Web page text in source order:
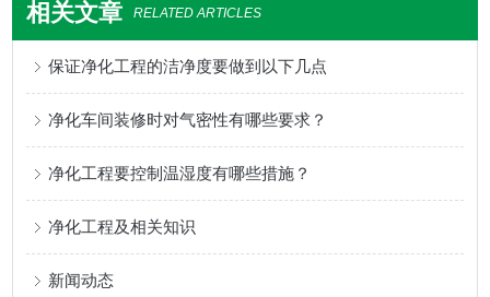
相关文章 RELATED ARTICLES
保证净化工程的洁净度要做到以下几点
净化车间装修时对气密性有哪些要求？
净化工程要控制温湿度有哪些措施？
净化工程及相关知识
新闻动态